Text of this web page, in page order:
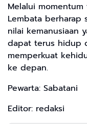
Melalui
Lembata berharap
nilai kemanusiaan
dapat terus hidup
memperkuat
ke depan.
Pewarta: Sabatani
Editor: redaksi